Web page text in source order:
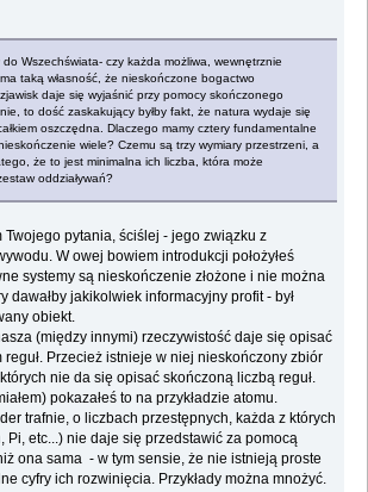
Wszechświata- czy każda możliwa, wewnętrznie
taką własność, że nieskończone bogactwo
daje się wyjaśnić przy pomocy skończonego
to dość zaskakujący byłby fakt, że natura wydaje się
oszczędna. Dlaczego mamy cztery fundamentalne
wiele? Czemu są trzy wymiary przestrzeni, a
że to jest minimalna ich liczba, która może
oddziaływań?
Twojego pytania, ściślej - jego związku z
W owej bowiem introdukcji położyłeś
systemy są nieskończenie złożone i nie można
dawałby jakikolwiek informacyjny profit - był
obiekt.
(między innymi) rzeczywistość daje się opisać
Przecież istnieje w niej nieskończony zbiór
nie da się opisać skończoną liczbą reguł.
pokazałeś to na przykładzie atomu.
trafnie, o liczbach przestępnych, każda z których
Pi, etc...) nie daje się przedstawić za pomocą
ona sama - w tym sensie, że nie istnieją proste
cyfry ich rozwinięcia. Przykłady można mnożyć.